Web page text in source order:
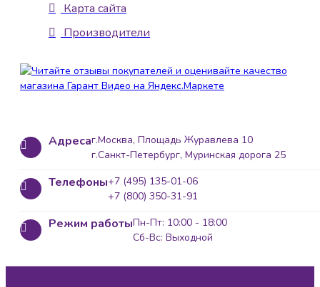
Карта сайта
Производители
Адресаг.Москва, Площадь Журавлева 10
г.Санкт-Петербург, Муринская дорога 25
Телефоны+7 (495) 135-01-06
+7 (800) 350-31-91
Режим работыПн-Пт: 10:00 - 18:00
Сб-Вс: Выходной